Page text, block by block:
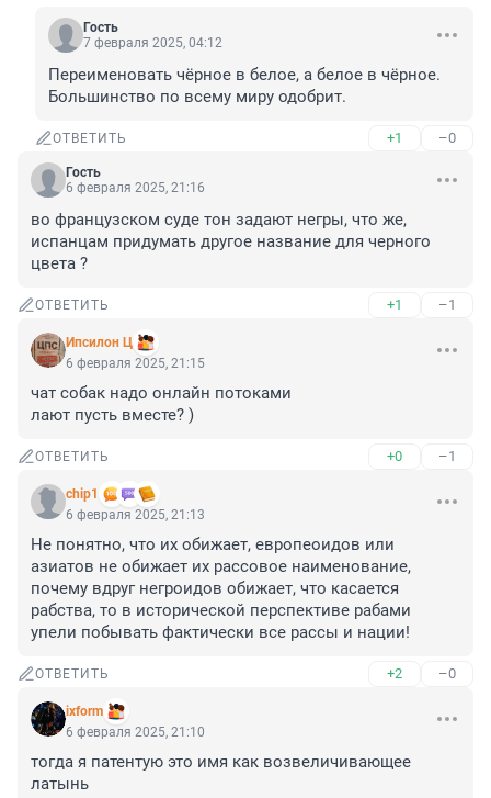
Гость
7 февраля 2025, 04:12
Переименовать чёрное в белое, а белое в чёрное.
Большинство по всему миру одобрит.
ОТВЕТИТЬ +1 –0
Гость
6 февраля 2025, 21:16
во французском суде тон задают негры, что же,
испанцам придумать другое название для черного
цвета ?
ОТВЕТИТЬ +1 –1
Ипсилон Ц
6 февраля 2025, 21:15
чат собак надо онлайн потоками
лают пусть вместе? )
ОТВЕТИТЬ +0 –1
chip1
6 февраля 2025, 21:13
Не понятно, что их обижает, европеоидов или
азиатов не обижает их рассовое наименование,
почему вдруг негроидов обижает, что касается
рабства, то в исторической перспективе рабами
упели побывать фактически все рассы и нации!
ОТВЕТИТЬ +2 –0
ixform
6 февраля 2025, 21:10
тогда я патентую это имя как возвеличивающее
латынь